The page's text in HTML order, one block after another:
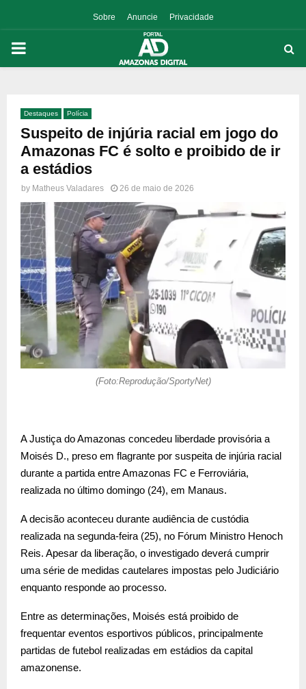
Sobre Anuncie Privacidade
PRIMARY
Destaques Polícia
Suspeito de injúria racial em jogo do
Amazonas FC é solto e proibido de ir
a estádios
by Matheus Valadares 26 de maio de 2026
(Foto:Reprodução/SportyNet)
A Justiça do Amazonas concedeu liberdade provisória a
Moisés D., preso em flagrante por suspeita de injúria racial
durante a partida entre Amazonas FC e Ferroviária,
realizada no último domingo (24), em Manaus.
A decisão aconteceu durante audiência de custódia
realizada na segunda-feira (25), no Fórum Ministro Henoch
Reis. Apesar da liberação, o investigado deverá cumprir
uma série de medidas cautelares impostas pelo Judiciário
enquanto responde ao processo.
Entre as determinações, Moisés está proibido de
frequentar eventos esportivos públicos, principalmente
partidas de futebol realizadas em estádios da capital
amazonense.